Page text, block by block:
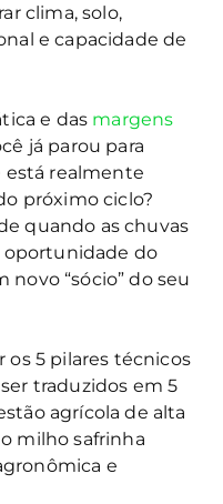
clima, solo,
e capacidade de
e das margens
já parou para
está realmente
próximo ciclo?
quando as chuvas
oportunidade do
“sócio” do seu
os 5 pilares técnicos
traduzidos em 5
agrícola de alta
milho safrinha
e